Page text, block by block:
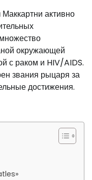
активно
окружающей
с раком и HIV/AIDS.
звания рыцаря за
достижения.